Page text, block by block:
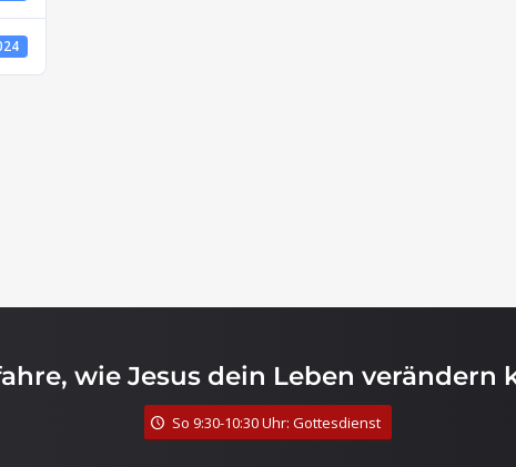
wie Jesus dein Leben verändern
So 9:30-10:30 Uhr: Gottesdienst